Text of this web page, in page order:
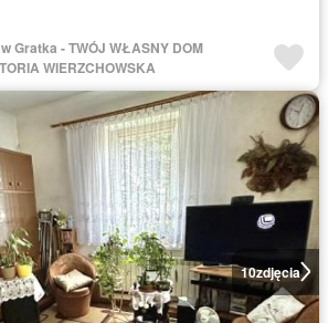
Gratka - TWÓJ WŁASNY DOM
WIERZCHOWSKA
10zdjęcia